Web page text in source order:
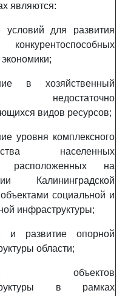
являются:
условий для развития
в хозяйственный
недостаточно
видов ресурсов;
уровня комплексного
населенных
расположенных на
Калининградской
социальной и
инфраструктуры;
и развитие опорной
области;
объектов
в рамках